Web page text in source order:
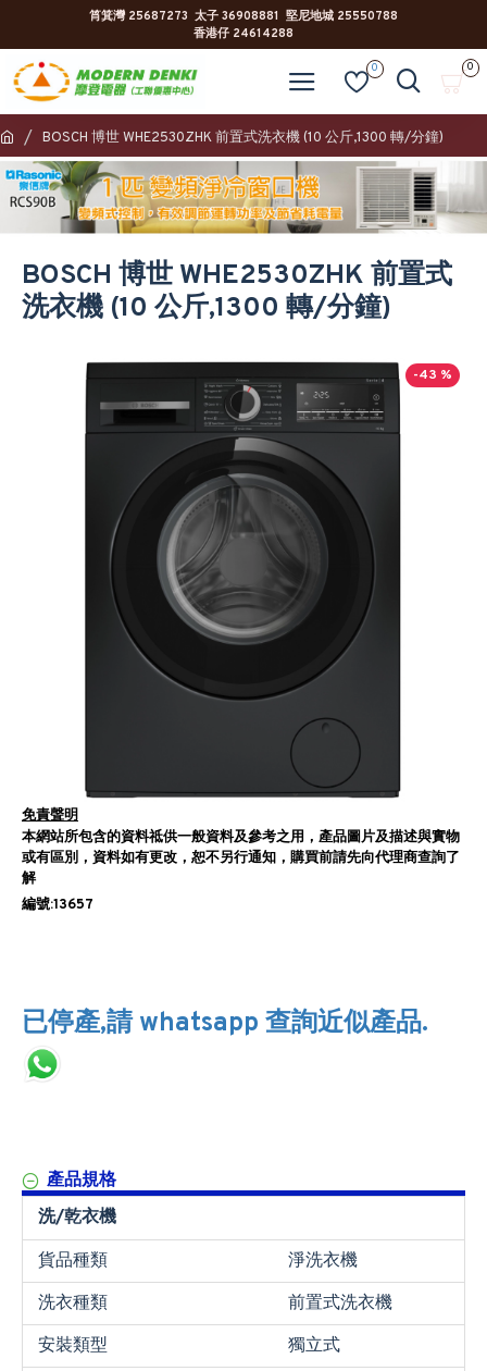
筲箕灣 25687273 太子 36908881 堅尼地城 25550788
香港仔 24614288
0 0
BOSCH 博世 WHE2530ZHK 前置式洗衣機 (10 公斤,1300 轉/分鐘)
BOSCH 博世 WHE2530ZHK 前置式
洗衣機 (10 公斤,1300 轉/分鐘)
-43 %
免責聲明
本網站所包含的資料祗供一般資料及參考之用，產品圖片及描述與實物
或有區別，資料如有更改，恕不另行通知，購買前請先向代理商查詢了
解
編號:13657
已停產,請 whatsapp 查詢近似產品.
產品規格
洗/乾衣機
貨品種類
淨洗衣機
洗衣種類
前置式洗衣機
安裝類型
獨立式